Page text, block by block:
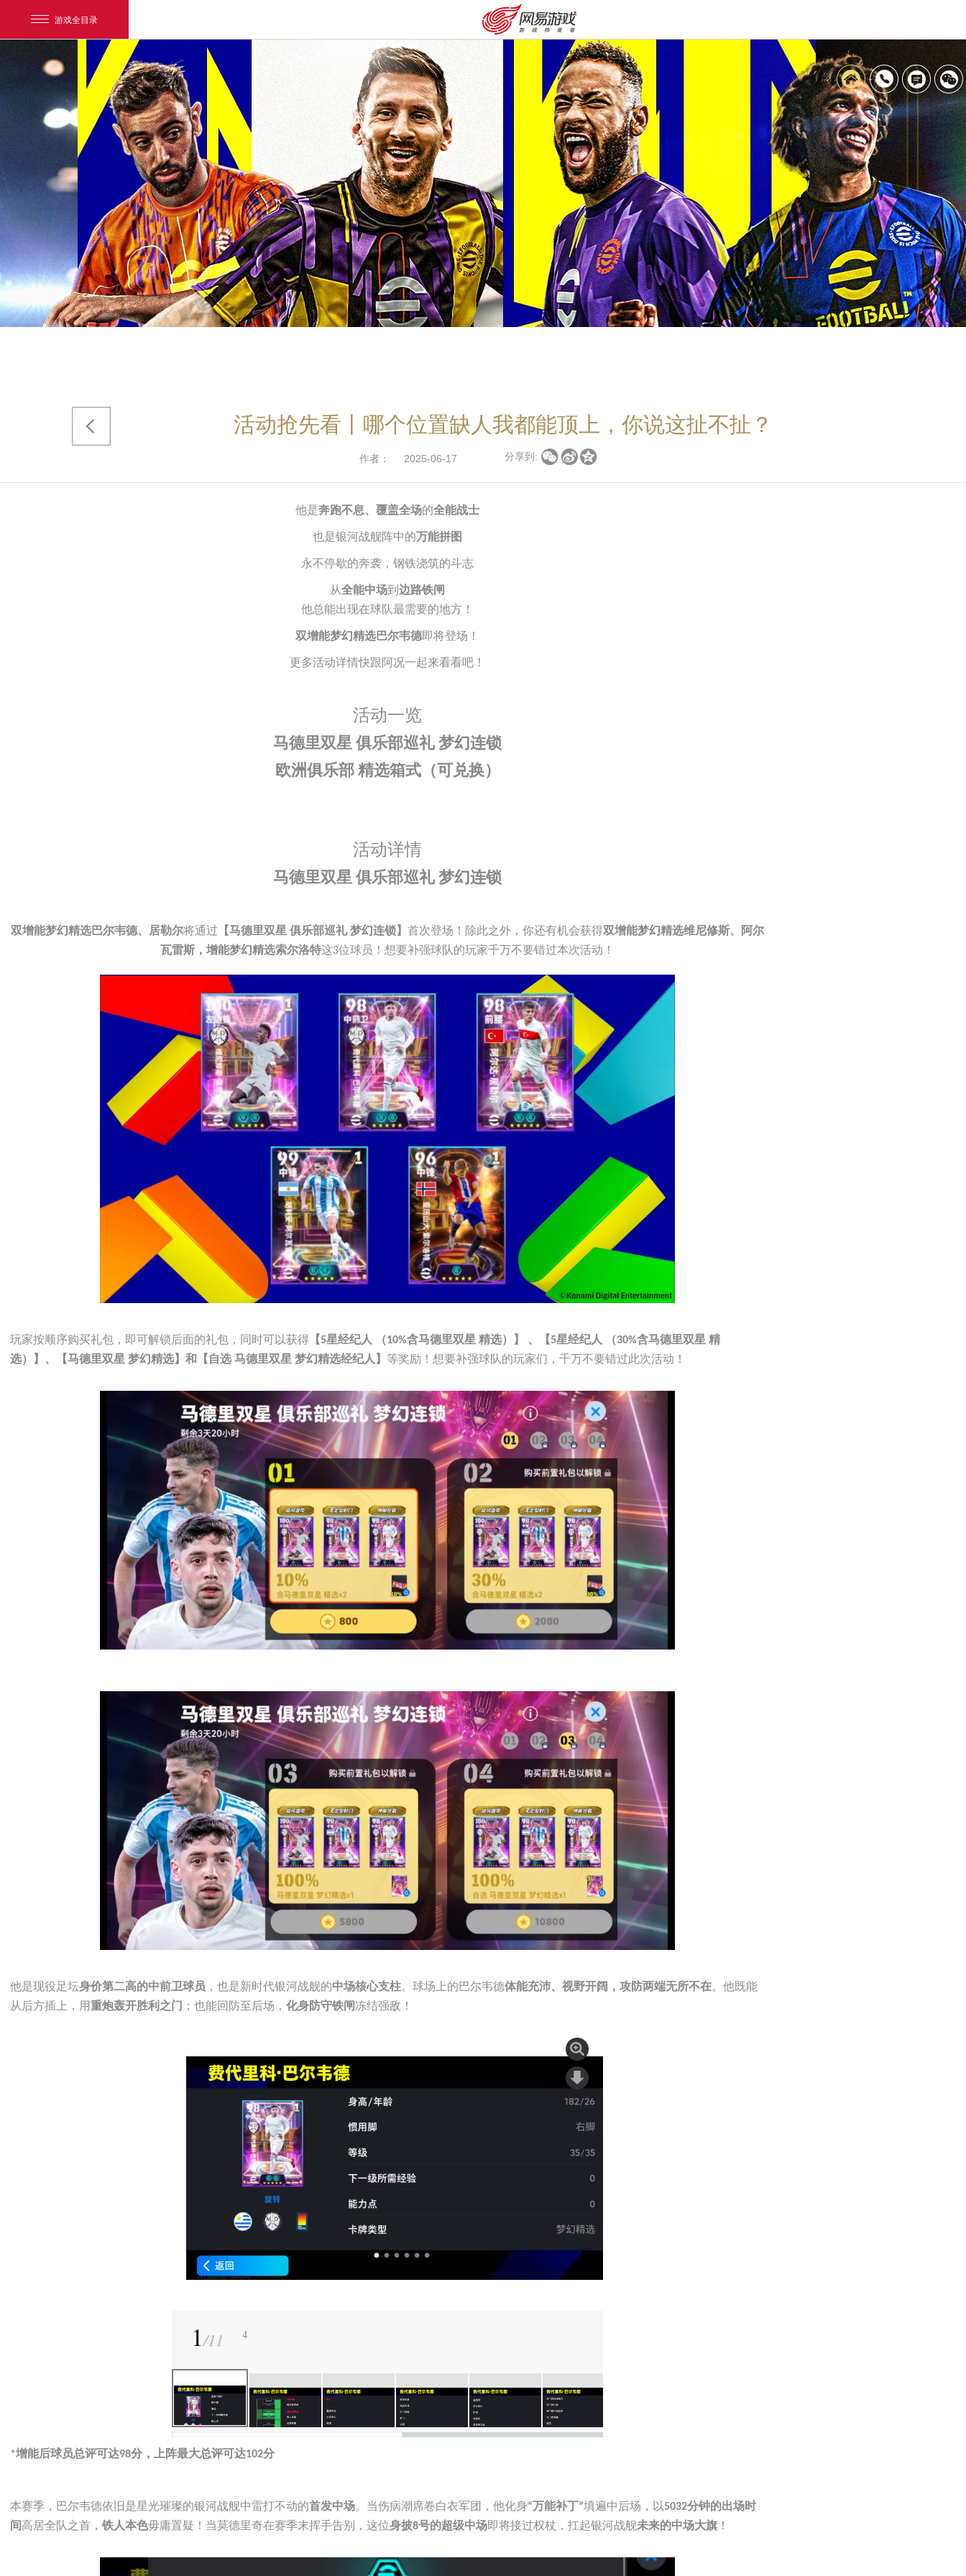
游戏全目录
网易游戏
游戏爱好者
我的足迹： 实况足球
安卓充值 客服中心
活动抢先看丨哪个位置缺人我都能顶上，你说这扯不扯？
作者： 2025-06-17 分享到: 
他是奔跑不息、 覆盖全场的全能战士
也是银河战舰阵中的万能拼图
永不停歇的奔袭，钢铁浇筑的斗志
从全能中场到 边路铁闸
他总能出现在球队最需要的地方！
双增能梦幻精选巴尔韦德即将登场！
更多活动详情快跟阿况一起来看看吧！
活动一览
马德里双星 俱乐部巡礼 梦幻连锁
欧洲俱乐部 精选箱式（可兑换）
活动详情
马德里双星 俱乐部巡礼 梦幻连锁
双增能梦幻精选巴尔韦德、居勒尔将通过 【马德里双星 俱乐部巡礼 梦幻连锁】 首次登场！除此之外，你还有机会获得双增能梦幻精选维尼修斯、阿尔
瓦雷斯，增能梦幻精选索尔洛特这3位球员！想要补强球队的玩家千万不要错过本次活动！
玩家按顺序购买礼包，即可解锁后面的礼包，同时可以获得 【5星经纪人 （10%含马德里双星 精选）】 、【5星经纪人 （30%含马德里双星 精
选）】、【马德里双星 梦幻精选】和【自选 马德里双星 梦幻精选经纪人】 等奖励！想要补强球队的玩家们，千万不要错过此次活动！
他是现役足坛身价第二高的中前卫球员 ，也是新时代银河战舰的中场核心支柱。球场上的巴尔韦德体能充沛、视野开阔，攻防两端无所不在。他既能
从后方插上，用重炮轰开胜利之门 ；也能回防至后场， 化身防守铁闸 冻结强敌！
1/11 4
*增能后球员总评可达98分，上阵最大总评可达102分
本赛季，巴尔韦德依旧是星光璀璨的银河战舰中雷打不动的首发中场。当伤病潮席卷白衣军团，他化身“万能补丁”填遍中后场，以5032分钟的出场时
间 高居全队之首， 铁人本色毋庸置疑！当莫德里奇在赛季末挥手告别，这位身披8号的超级中场即将接过权杖，扛起银河战舰未来的中场大旗 ！